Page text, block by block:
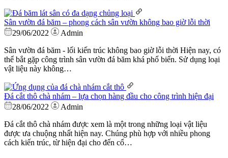
Sân vườn đá băm – phong cách sân vườn không bao giờ lỗi thời
29/06/2022
Admin
Sân vườn đá băm - lối kiến trúc không bao giờ lỗi thời Hiện nay, có
thể bắt gặp công trình sân vườn đá băm khá phổ biến. Sử dụng loại
vật liệu này không…
Đá cắt thô chà nhám – lựa chọn hàng đầu cho công trình hiện đại
28/06/2022
Admin
Đá cắt thô chà nhám được xem là một trong những loại vật liệu
được ưa chuộng nhất hiện nay. Chúng phù hợp với nhiều phong
cách kiến trúc, từ hiện đại cho đến cổ…